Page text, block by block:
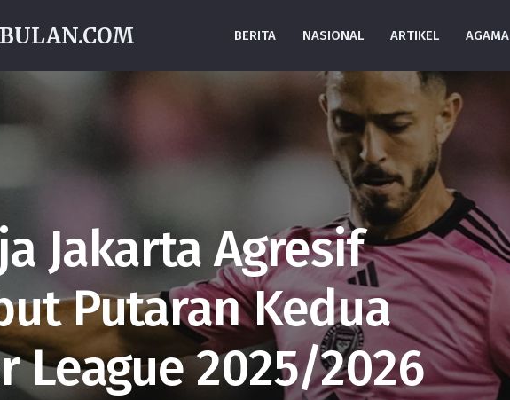
BERITA NASIONAL ARTIKEL AGAMA
Jakarta Agresif
Putaran Kedua
League 2025/2026